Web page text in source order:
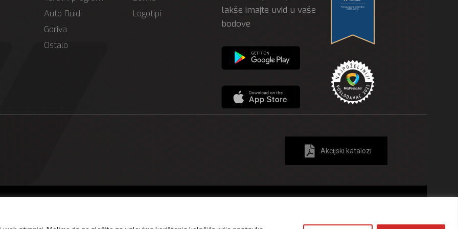
Auto fluidi
Goriva
Ostalo
Logotipi
lakše imajte uvid u vaše
bodove
Akcijski katalozi